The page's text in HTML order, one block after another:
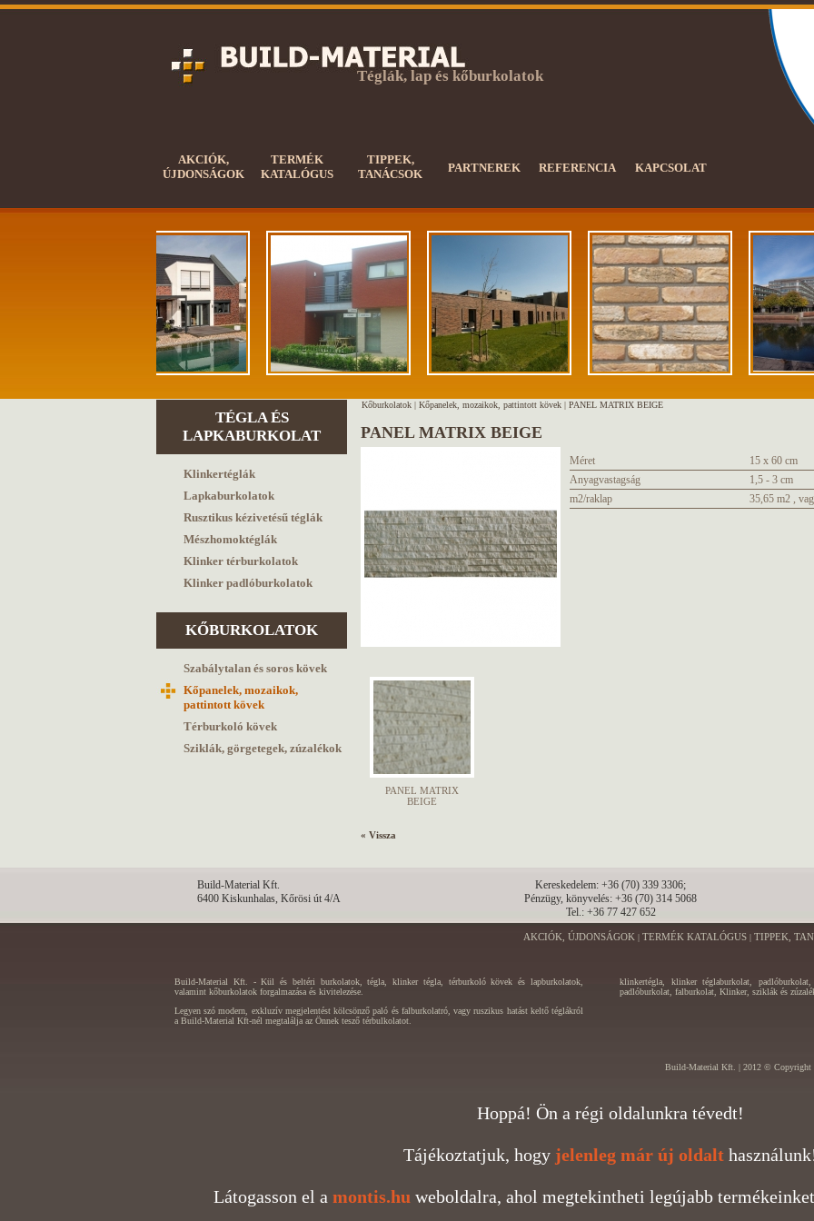
Téglák, lap és kőburkolatok
AKCIÓK,
ÚJDONSÁGOK
TERMÉK
KATALÓGUS
TIPPEK,
TANÁCSOK
PARTNEREK REFERENCIA KAPCSOLAT
TÉGLA ÉS
LAPKABURKOLAT
Klinkertéglák
Lapkaburkolatok
Rusztikus kézivetésű téglák
Mészhomoktéglák
Klinker térburkolatok
Klinker padlóburkolatok
KŐBURKOLATOK
Szabálytalan és soros kövek
Kőpanelek, mozaikok,
pattintott kövek
Térburkoló kövek
Sziklák, görgetegek, zúzalékok
Kőburkolatok | Kőpanelek, mozaikok, pattintott kövek | PANEL MATRIX BEIGE
PANEL MATRIX BEIGE
Méret
15 x 60 cm
Anyagvastagság
1,5 - 3 cm
m2/raklap
35,65 m2 ,
PANEL MATRIX
BEIGE
« Vissza
Build-Material Kft.
6400 Kiskunhalas, Kőrösi út 4/A
Kereskedelem: +36 (70) 339 3306;
Pénzügy, könyvelés: +36 (70) 314 5068
Tel.: +36 77 427 652
AKCIÓK, ÚJDONSÁGOK | TERMÉK KATALÓGUS | TIPPEK,
Build-Material Kft. - Kül és beltéri burkolatok, tégla, klinker tégla, térburkoló kövek és lapburkolatok,
valamint kőburkolatok forgalmazása és kivitelezése.
Legyen szó modern, exkluzív megjelentést kölcsönző paló és falburkolatró, vagy ruszikus hatást keltő téglákról
a Build-Material Kft-nél megtalálja az Önnek tesző térbulkolatot.
klinkertégla, klinker téglaburkolat,
padlóburkolat, falburkolat, Klinker, sziklák és
Build-Material Kft. | 2012 © Copyright
Hoppá! Ön a régi oldalunkra tévedt!
Tájékoztatjuk, hogy jelenleg már új oldalt
Látogasson el a montis.hu weboldalra, ahol megtekintheti legújabb